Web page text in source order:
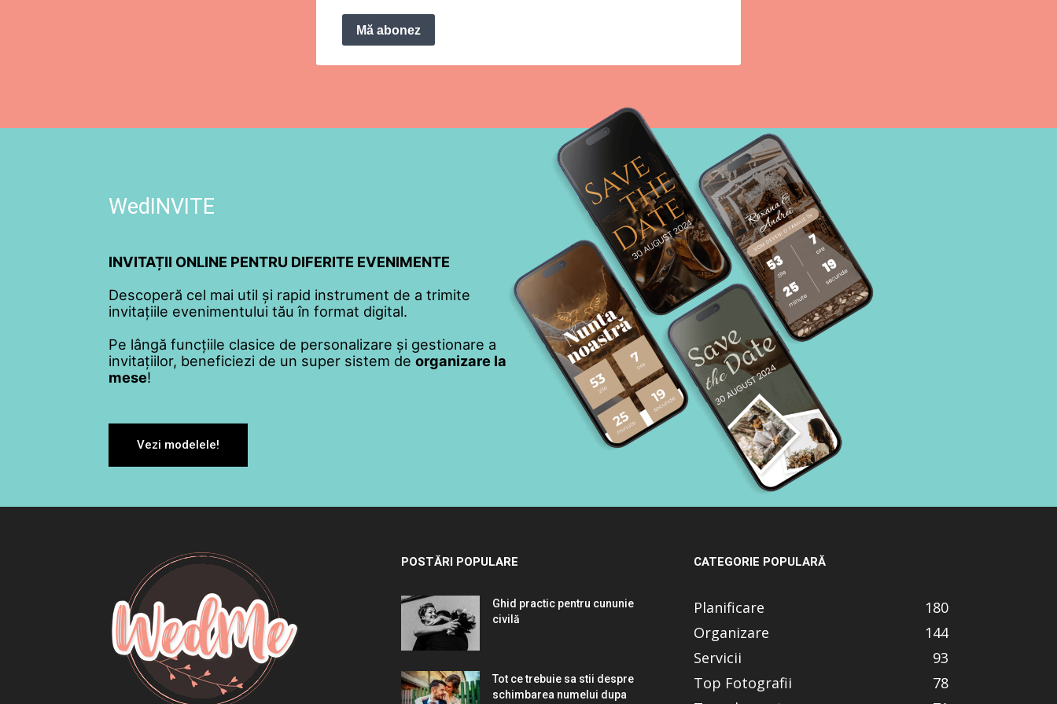
Mă abonez
WedINVITE
INVITAȚII ONLINE PENTRU DIFERITE EVENIMENTE
Descoperă cel mai util și rapid instrument de a trimite
invitațiile evenimentului tău în format digital.
Pe lângă funcțiile clasice de personalizare și gestionare a
invitațiilor, beneficiezi de un super sistem de organizare la
mese!
Vezi modelele!
POSTĂRI POPULARE
Ghid practic pentru cununie
civilă
Tot ce trebuie sa stii despre
schimbarea numelui dupa
CATEGORIE POPULARĂ
Planificare
180
Organizare
144
Servicii
93
Top Fotografii
78